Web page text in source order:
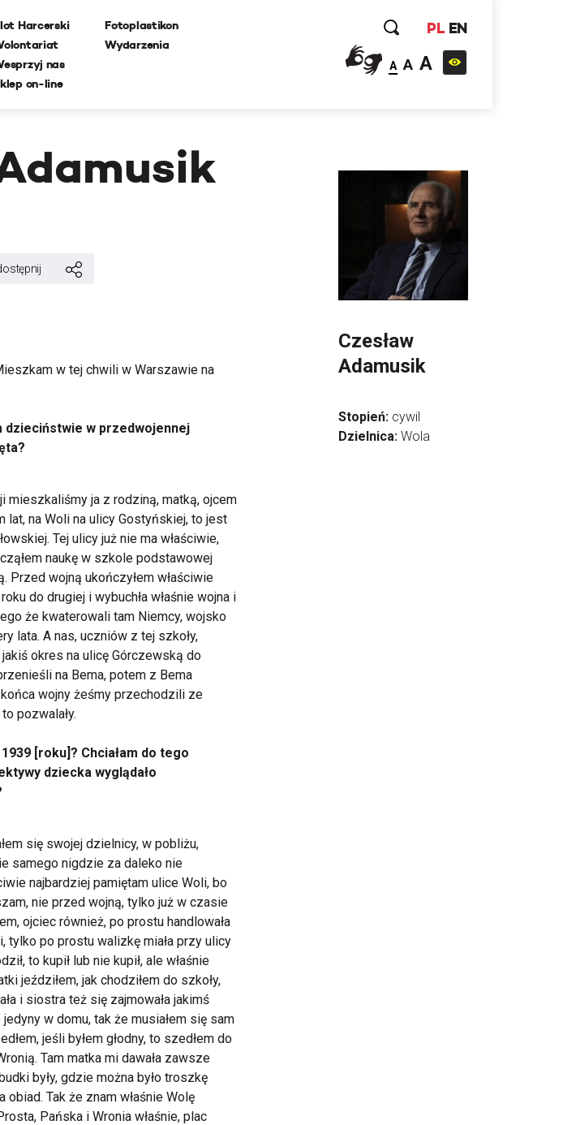
Harcerski
nas
on-line
Fotoplastikon
Wydarzenia
PL EN
A A A
w tej chwili w Warszawie na
dzieciństwie w przedwojennej
mieszkaliśmy ja z rodziną, matką, ojcem
na Woli na ulicy Gostyńskiej, to jest
Tej ulicy już nie ma właściwie,
naukę w szkole podstawowej
Przed wojną ukończyłem właściwie
do drugiej i wybuchła właśnie wojna i
że kwaterowali tam Niemcy, wojsko
lata. A nas, uczniów z tej szkoły,
okres na ulicę Górczewską do
na Bema, potem z Bema
wojny żeśmy przechodzili ze
pozwalały.
[roku]? Chciałam do tego
dziecka wyglądało
się swojej dzielnicy, w pobliżu,
samego nigdzie za daleko nie
najbardziej pamiętam ulice Woli, bo
nie przed wojną, tylko już w czasie
ojciec również, po prostu handlowała
tylko po prostu walizkę miała przy ulicy
to kupił lub nie kupił, ale właśnie
jeździłem, jak chodziłem do szkoły,
i siostra też się zajmowała jakimś
w domu, tak że musiałem się sam
jeśli byłem głodny, to szedłem do
Tam matka mi dawała zawsze
były, gdzie można było troszkę
Tak że znam właśnie Wolę
Pańska i Wronia właśnie, plac
Czesław
Adamusik
Stopień: cywil
Dzielnica: Wola